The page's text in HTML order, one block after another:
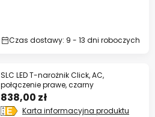
Czas dostawy: 9 - 13 dni roboczych
SLC LED T-narożnik Click, AC,
połączenie prawe, czarny
838,00 zł
Karta informacyjna produktu